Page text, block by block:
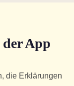
App
die Erklärungen